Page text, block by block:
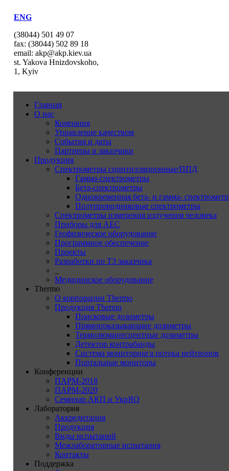
ENG
(38044) 501 49 07
fax: (38044) 502 89 18
email: akp@akp.kiev.ua
st. Yakova Hnizdovskoho,
1, Kyiv
Главная
О нас
Компания
Управление качеством
События и даты
Партнеры и заказчики
Продукция
Спектрометры сцинтилляционные/ППД
Гамма-спектрометры
Бета-спектрометры
Одновременная бета- и гамма-
Полупроводниковые спектрометры
Спектрометры измерения излучения человека
Приборы для АЕС
Геофизическое оборудование
Программное обеспечение
Проекты
Разработки по ТЗ заказчика
Медицинское оборудование
Thermo
О корпорации Thermo
Продукция Thermo
Поисковые дозиметры
Прямопоказывающие дозиметры
Термолюминесцентные дозиметры
Детектор контрабанды
Система мониторинга потока нейтронов
Портальные мониторы
Конференции
ПАРМ-2018
ПАРМ-2020
Семинар АКП и УкрЯО
Лаборатория
Аккредитация
Продукция
Виды испытаний
Межлабораторные испытания
Контакты
Поддержка